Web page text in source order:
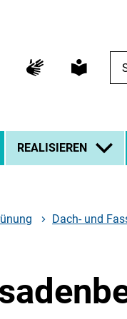
REALISIEREN
Dach- und